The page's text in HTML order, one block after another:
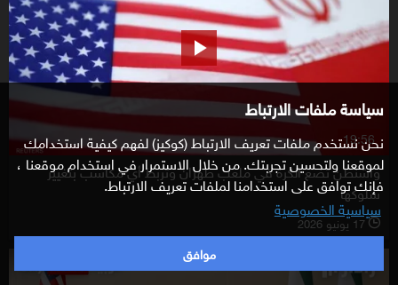
سياسة ملفات الارتباط
نحن نستخدم ملفات تعريف الارتباط (كوكيز) لفهم كيفية استخدامك
لموقعنا ولتحسين تجربتك. من خلال الاستمرار في استخدام موقعنا ،
فإنك توافق على استخدامنا لملفات تعريف الارتباط.
سياسية الخصوصية
موافق
19:56
واشنطن تضع الكرة في ملعب طهران وتربط أي مكاسب بتغيير
سلوكها
l 17 يونيو 2026